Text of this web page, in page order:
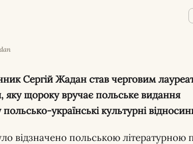
Сергій Жадан став черговим
яку щороку вручає польське видання
українські культурні
відзначено польською літературною